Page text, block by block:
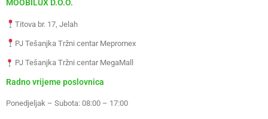
MOOBILUX D.O.O.
Titova br. 17, Jelah
PJ Tešanjka Tržni centar Mepromex
PJ Tešanjka Tržni centar MegaMall
Radno vrijeme poslovnica
Ponedjeljak – Subota: 08:00 – 17:00